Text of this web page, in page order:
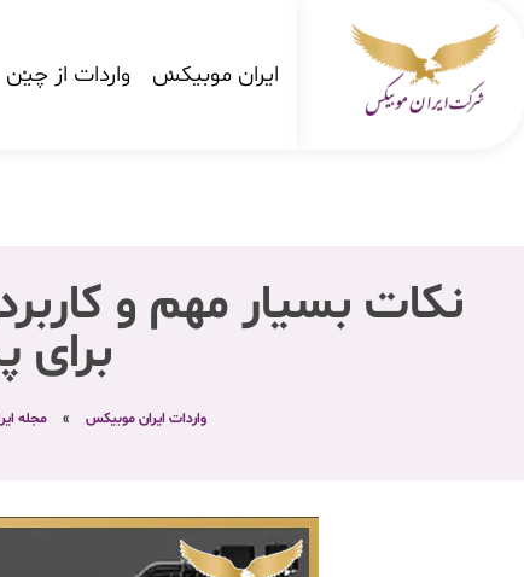
ایران موبیکس واردات از چین
نکات بسیار مهم و
برای
واردات ایران موبیکس » مجله